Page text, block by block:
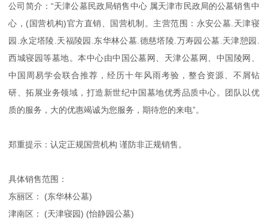
公司简介：“天津公墓民政局销售中心 属天津市民政局的公墓销售中
心，(国营机构)官方直销、国营机制。主营范围：永安公墓.天津寝
园.永定塔陵.天福陵园.东华林公墓.德慈塔陵.万寿园公墓.天津憩园.
西城寝园等墓地。本中心由中国公墓网、天津公墓网、中国陵网、
中国周易学会联合推荐，经历十年风雨考验，整合资源、不屑钻
研、拓展业务领域，打造新世纪中国墓地优秀品质中心。团队以优
质的服务，大的优惠竭诚为您服务，期待您的来电”。
郑重提示：认定正规国营机构 谨防非正规销售。
具体销售范围：
东丽区： (东华林公墓)
津南区： (天津寝园) (怡静园公墓)